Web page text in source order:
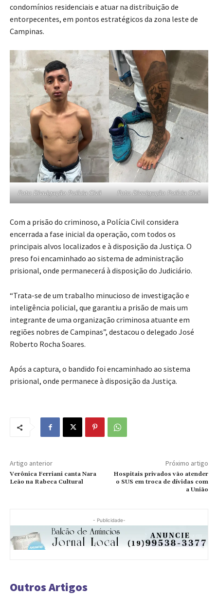
condomínios residenciais e atuar na distribuição de
entorpecentes, em pontos estratégicos da zona leste de
Campinas.
Foto Divulgação Polícia Civil Foto Divulgação Polícia Civil
Com a prisão do criminoso, a Polícia Civil considera
encerrada a fase inicial da operação, com todos os
principais alvos localizados e à disposição da Justiça. O
preso foi encaminhado ao sistema de administração
prisional, onde permanecerá à disposição do Judiciário.
“Trata-se de um trabalho minucioso de investigação e
inteligência policial, que garantiu a prisão de mais um
integrante de uma organização criminosa atuante em
regiões nobres de Campinas”, destacou o delegado José
Roberto Rocha Soares.
Após a captura, o bandido foi encaminhado ao sistema
prisional, onde permanece à disposição da Justiça.
Artigo anterior
Verônica Ferriani canta Nara
Leão na Rabeca Cultural
Próximo artigo
Hospitais privados vão atender
o SUS em troca de dívidas com
a União
- Publicidade-
Outros Artigos